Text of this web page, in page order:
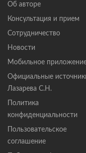
Об авторе
Консультация и прием
Сотрудничество
Новости
Мобильное
Официальные
Лазарева С.Н.
Политика
конфиденциальности
Пользовательское
соглашение